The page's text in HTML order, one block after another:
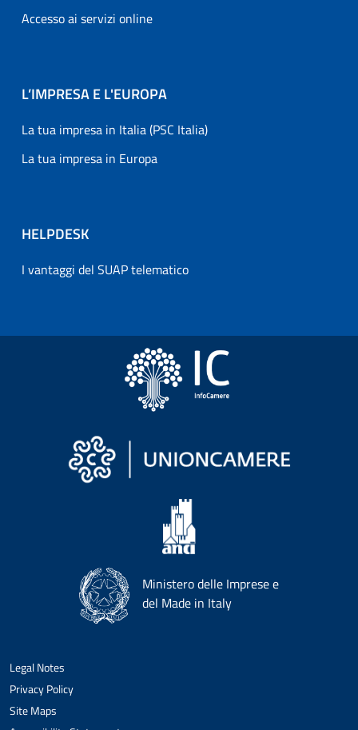
Accesso ai servizi online
L’IMPRESA E L'EUROPA
La tua impresa in Italia (PSC Italia)
La tua impresa in Europa
HELPDESK
I vantaggi del SUAP telematico
Ministero delle Imprese e
del Made in Italy
Legal Notes
Privacy Policy
Site Maps